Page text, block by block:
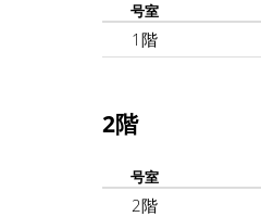
号室
1階
2階
号室
2階